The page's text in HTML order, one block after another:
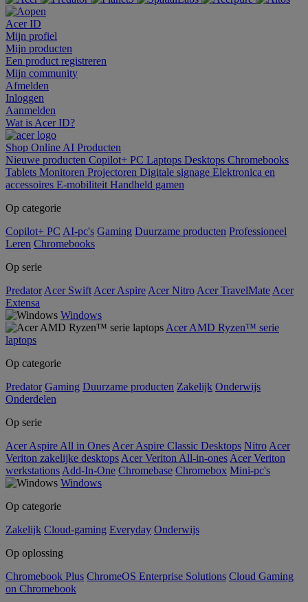
Acer ID
Mijn profiel
Mijn producten
Een product registreren
Mijn community
Afmelden
Inloggen
Aanmelden
Wat is Acer ID?
Shop Online AI Producten
Nieuwe producten Copilot+ PC Laptops Desktops Chromebooks
Tablets Monitoren Projectoren Digitale signage Elektronica en
accessoires E-mobiliteit Handheld gamen
Op categorie
Copilot+ PC AI-pc's Gaming Duurzame producten Professioneel
Leren Chromebooks
Op serie
Predator Acer Swift Acer Aspire Acer Nitro Acer TravelMate Acer
Extensa
Windows
Acer AMD Ryzen™ serie
laptops
Op categorie
Predator Gaming Duurzame producten Zakelijk Onderwijs
Onderdelen
Op serie
Acer Aspire All in Ones Acer Aspire Classic Desktops Nitro Acer
Veriton zakelijke desktops Acer Veriton All-in-ones Acer Veriton
werkstations Add-In-One Chromebase Chromebox Mini-pc's
Windows
Op categorie
Zakelijk Cloud-gaming Everyday Onderwijs
Op oplossing
Chromebook Plus ChromeOS Enterprise Solutions Cloud Gaming
on Chromebook